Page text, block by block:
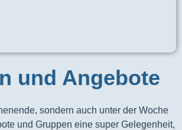
und Angebote​
sondern auch unter der Woche
und Gruppen eine super Gelegenheit,